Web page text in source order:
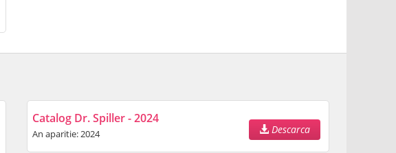
Catalog Dr. Spiller - 2024
An aparitie: 2024 Descarca